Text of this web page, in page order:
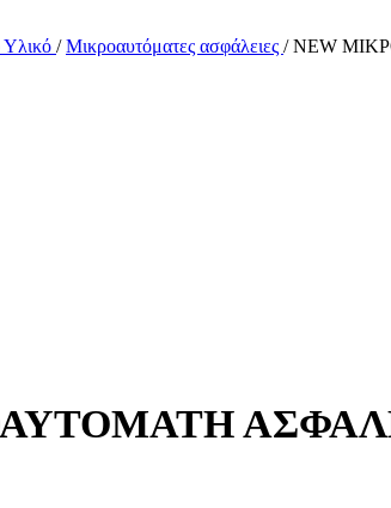
Υλικό / Μικροαυτόματες ασφάλειες / NEW